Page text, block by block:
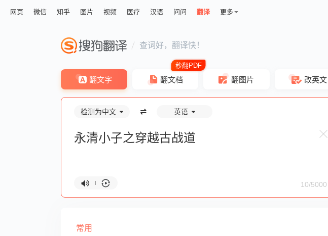
网页 微信 知乎 图片 视频 医疗 汉语 问问 翻译 更多
查词好，翻译快！
翻文字 翻文档 翻图片 改英文
检测为中文 英语
10/5000
常用